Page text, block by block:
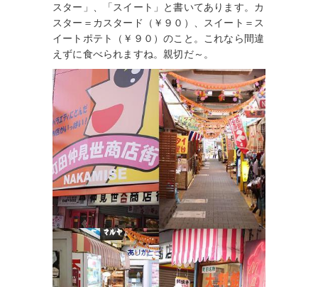
スター」、「スイート」と書いてあります。カ
スター＝カスタード（￥９０）、スイート＝ス
イートポテト（￥９０）のこと。これなら間違
えずに食べられますね。親切だ～。